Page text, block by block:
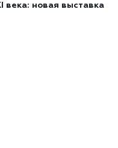
века: новая выставка